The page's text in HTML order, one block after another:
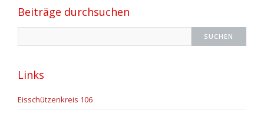
Beiträge durchsuchen
Links
Eisschützenkreis 106